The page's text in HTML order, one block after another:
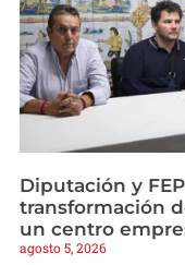
Diputación y
transformación
un centro
agosto 5, 2026